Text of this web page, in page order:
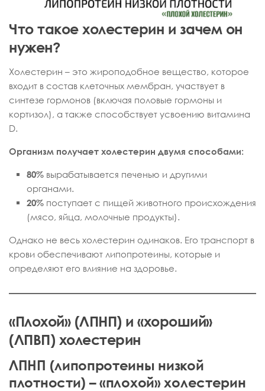
Что такое холестерин и зачем он
нужен?
Холестерин – это жироподобное вещество, которое
входит в состав клеточных мембран, участвует в
синтезе гормонов (включая половые гормоны и
кортизол), а также способствует усвоению витамина
D.
Организм получает холестерин двумя способами:
80% вырабатывается печенью и другими
органами.
20% поступает с пищей животного происхождения
(мясо, яйца, молочные продукты).
Однако не весь холестерин одинаков. Его транспорт в
крови обеспечивают липопротеины, которые и
определяют его влияние на здоровье.
«Плохой» (ЛПНП) и «хороший»
(ЛПВП) холестерин
ЛПНП (липопротеины низкой
плотности) – «плохой» холестерин